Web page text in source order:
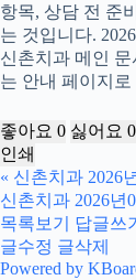
항목, 상담 전 준
는 것입니다.
신촌치과 메인
는 안내 페이지로
좋아요 0 싫어요 0
인쇄
« 신촌치과 2026
신촌치과 2026년
목록보기
답글쓰기
글수정 글삭제
Powered by